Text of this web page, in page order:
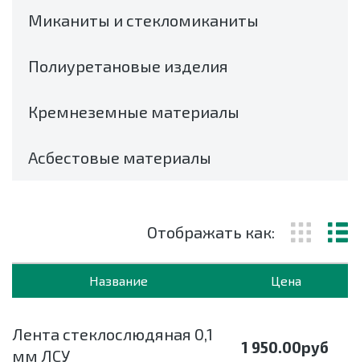
Отображать как:
Название Цена
Лента стеклослюдяная 0,1
мм ЛСУ
1 950.00руб
Миканиты и стекломиканиты
Полиуретановые изделия
Кремнеземные материалы
Асбестовые материалы